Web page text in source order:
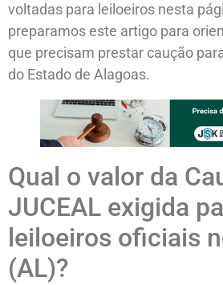
voltadas para leiloeiros nesta
preparamos este artigo para
que precisam prestar caução
do Estado de Alagoas.
Qual o valor da
JUCEAL exigida
leiloeiros oficiais
(AL)?